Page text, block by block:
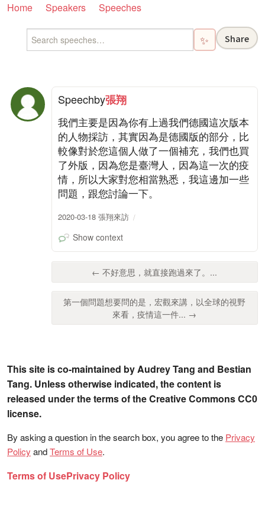
Home Speakers Speeches
✨ Share
Speechby張翔
我們主要是因為你有上過我們德國這次版本
的人物採訪，其實因為是德國版的部分，比
較像對於您這個人做了一個補充，我們也買
了外版，因為您是臺灣人，因為這一次的疫
情，所以大家對您相當熟悉，我這邊加一些
問題，跟您討論一下。
2020-03-18 張翔來訪
Show context
← 不好意思，就直接跑過來了。...
第一個問題想要問的是，宏觀來講，以全球的視野
來看，疫情這一件... →
This site is co-maintained by Audrey Tang and Bestian
Tang. Unless otherwise indicated, the content is
released under the terms of the Creative Commons CC0
license.
By asking a question in the search box, you agree to the Privacy
Policy andTerms of Use.
Terms of UsePrivacy Policy